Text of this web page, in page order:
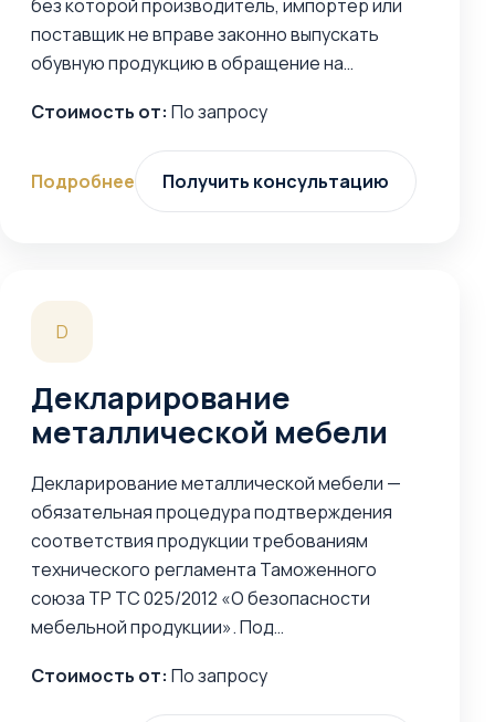
без которой производитель, импортер или
поставщик не вправе законно выпускать
обувную продукцию в обращение на…
Стоимость от: По запросу
Подробнее Получить консультацию
D
Декларирование
металлической мебели
Декларирование металлической мебели —
обязательная процедура подтверждения
соответствия продукции требованиям
технического регламента Таможенного
союза ТР ТС 025/2012 «О безопасности
мебельной продукции». Под…
Стоимость от: По запросу